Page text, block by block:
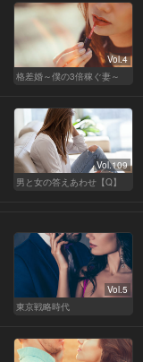
Vol.4
格差婚～僕の3倍稼ぐ妻～
Vol.109
男と女の答えあわせ【Q】
Vol.5
東京戦略時代